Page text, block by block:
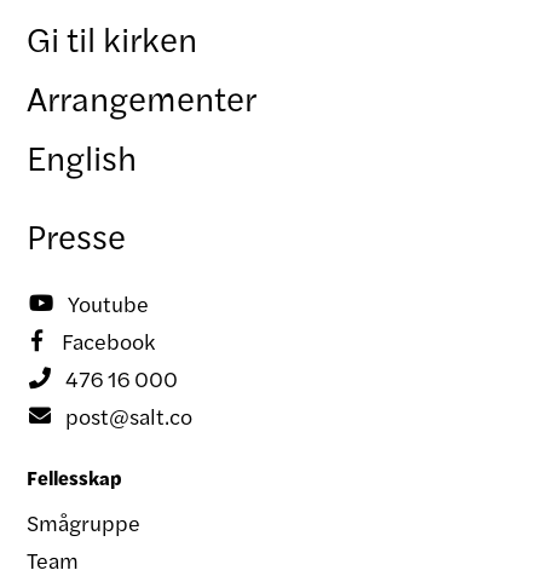
Gi til kirken
Arrangementer
English
Presse
 Youtube
 Facebook
 476 16 000
 post@salt.co
Fellesskap
Smågruppe
Team